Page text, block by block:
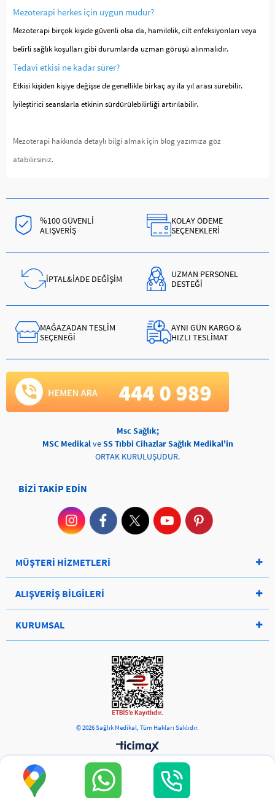
Mezoterapi herkes için uygun mudur?
Mezoterapi birçok kişide güvenli olsa da, hamilelik, cilt enfeksiyonları veya
belirli sağlık koşulları gibi durumlarda uzman görüşü alınmalıdır.
Tedavi etkisi ne kadar sürer?
Etkisi kişiden kişiye değişse de genellikle birkaç ay ila yıl arası sürebilir.
İyileştirici seanslarla etkinin sürdürülebilirliği artırılabilir.
Mezoterapi hakkında detaylı bilgi almak için blog yazımıza göz
atabilirsiniz.
%100 GÜVENLİ
ALIŞVERİŞ
KOLAY ÖDEME
SEÇENEKLERİ
İPTAL&İADE DEĞİŞİM
UZMAN PERSONEL
DESTEĞİ
MAĞAZADAN TESLİM
SEÇENEĞİ
AYNI GÜN KARGO &
HIZLI TESLİMAT
Msc Sağlık;
MSC Medikal ve SS Tıbbi Cihazlar Sağlık Medikal'in
ORTAK KURULUŞUDUR.
BİZİ TAKİP EDİN
MÜŞTERİ HİZMETLERİ
ALIŞVERİŞ BİLGİLERİ
KURUMSAL
© 2026 Sağlık Medikal, Tüm Hakları Saklıdır.